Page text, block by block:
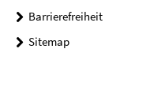
Barrierefreiheit
Sitemap